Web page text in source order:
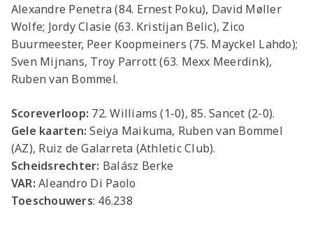
Alexandre Penetra (84. Ernest Poku), David Møller
Wolfe; Jordy Clasie (63. Kristijan Belic), Zico
Buurmeester, Peer Koopmeiners (75. Mayckel Lahdo);
Sven Mijnans, Troy Parrott (63. Mexx Meerdink),
Ruben van Bommel.
Scoreverloop: 72. Williams (1-0), 85. Sancet (2-0).
Gele kaarten: Seiya Maikuma, Ruben van Bommel
(AZ), Ruiz de Galarreta (Athletic Club).
Scheidsrechter: Balász Berke
VAR:Aleandro Di Paolo
Toeschouwers: 46.238